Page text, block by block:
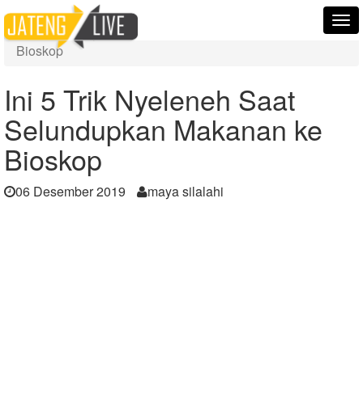
Home
Berita
Ini 5 Trik Nyeleneh Saat Selundupkan Makanan ke
Bioskop
Ini 5 Trik Nyeleneh Saat
Selundupkan Makanan ke
Bioskop
06 Desember 2019 maya silalahi